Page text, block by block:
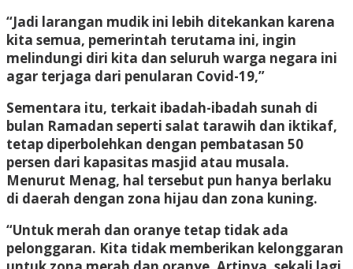
“Jadi larangan mudik ini lebih ditekankan karena
kita semua, pemerintah terutama ini, ingin
melindungi diri kita dan seluruh warga negara ini
agar terjaga dari penularan Covid-19,”
Sementara itu, terkait ibadah-ibadah sunah di
bulan Ramadan seperti salat tarawih dan iktikaf,
tetap diperbolehkan dengan pembatasan 50
persen dari kapasitas masjid atau musala.
Menurut Menag, hal tersebut pun hanya berlaku
di daerah dengan zona hijau dan zona kuning.
“Untuk merah dan oranye tetap tidak ada
pelonggaran. Kita tidak memberikan kelonggaran